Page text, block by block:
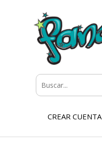
CREAR CUENTA